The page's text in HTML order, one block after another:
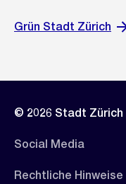
Grün Stadt Zürich
© 2026 Stadt Zürich
Social Media
Rechtliche Hinweise